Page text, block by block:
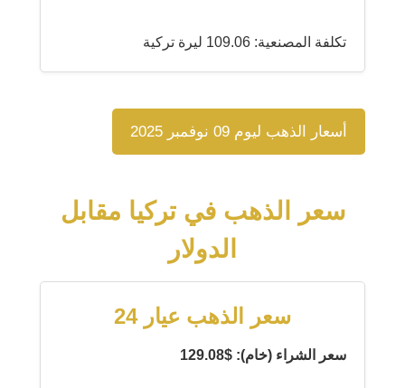
تكلفة المصنعية: 109.06 ليرة تركية
أسعار الذهب ليوم 09 نوفمبر 2025
سعر الذهب في تركيا مقابل
الدولار
سعر الذهب عيار 24
سعر الشراء (خام): $129.08